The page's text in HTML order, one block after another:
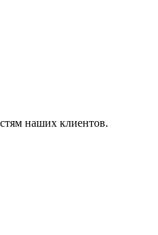
наших клиентов.